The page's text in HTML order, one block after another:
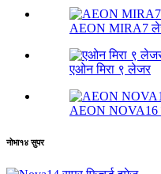
AEON MIRA7
एओन मिरा ९ लेजर
AEON NOVA16
नोभा१४ सुपर